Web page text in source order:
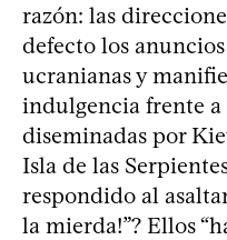
razón: las
defecto los
ucranianas y
indulgencia frente a
diseminadas por
Isla de las
respondido al
la mierda!”? Ellos